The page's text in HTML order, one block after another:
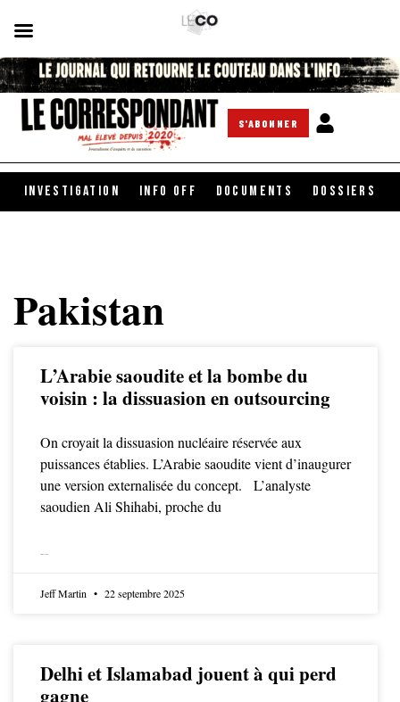
S'ABONNER
INVESTIGATION INFO OFF DOCUMENTS DOSSIERS
Pakistan
L’Arabie saoudite et la bombe du
voisin : la dissuasion en outsourcing
On croyait la dissuasion nucléaire réservée aux
puissances établies. L’Arabie saoudite vient d’inaugurer
une version externalisée du concept. L’analyste
saoudien Ali Shihabi, proche du
Jeff Martin 22 septembre 2025
Delhi et Islamabad jouent à qui perd
gagne